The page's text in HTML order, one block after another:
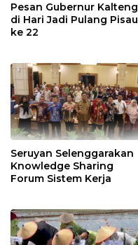
Pesan Gubernur Kalteng
di Hari Jadi Pulang Pisau
ke 22
Seruyan Selenggarakan
Knowledge Sharing
Forum Sistem Kerja